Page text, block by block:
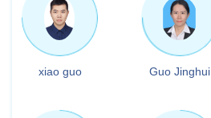
xiao guo Guo Jinghui